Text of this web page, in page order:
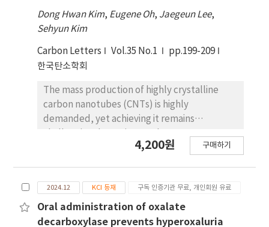
aromaticity index (Iar) sharply increases to
0.42, and anisotropic structures begin to
appear under POM. This suggests that 480 °C
is a critical temperature point at which ETP
undergoes intensified thermal
polycondensation and exhibits enhanced
molecular reactivity. This study provides
both theoretical and experimental support
for the efficient utilization of ETP in the
production of advanced carbon materials.
사업장의 안전관리를 위한 실무자료로 활용하고, 석
유화학공장 에틸렌공정의 사고 예방을 통한 ESG 경
영에 기여하길 기대한다.
Dong Hwan Kim, Eugene Oh, Jaegeun Lee,
Sehyun Kim
Carbon Letters Vol.35 No.1
pp.199-209
한국탄소학회
The mass production of highly crystalline
carbon nanotubes (CNTs) is highly
demanded, yet achieving it remains
understanding of how synthetic parameters,
precursor significantly influences CNT
synthesis, but its impact on crystallinity
remains unclear. Here, we employed a data
4,200원 구매하기
2024.12 KCI 등재 구독 인증기관 무료, 개인회원 유료
Oral administration of oxalate
decarboxylase prevents hyperoxaluria